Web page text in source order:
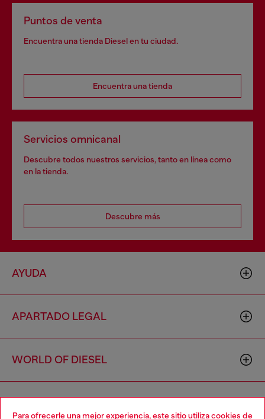
Para ofrecerle una mejor experiencia, este sitio utiliza cookies de
Puntos de venta
Encuentra una tienda Diesel en tu ciudad.
Encuentra una tienda
Servicios omnicanal
Descubre todos nuestros servicios, tanto en línea como
en la tienda.
Descubre más
AYUDA
APARTADO LEGAL
WORLD OF DIESEL